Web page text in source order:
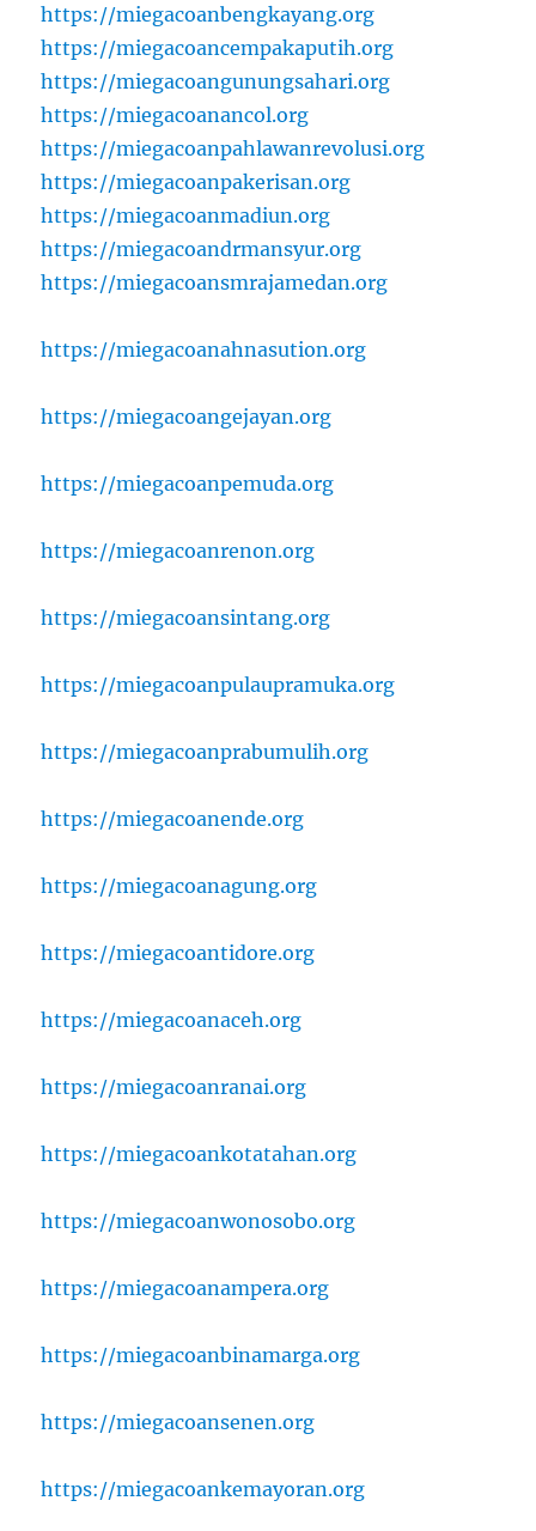
https://miegacoanbengkayang.org
https://miegacoancempakaputih.org
https://miegacoangunungsahari.org
https://miegacoanancol.org
https://miegacoanpahlawanrevolusi.org
https://miegacoanpakerisan.org
https://miegacoanmadiun.org
https://miegacoandrmansyur.org
https://miegacoansmrajamedan.org
https://miegacoanahnasution.org
https://miegacoangejayan.org
https://miegacoanpemuda.org
https://miegacoanrenon.org
https://miegacoansintang.org
https://miegacoanpulaupramuka.org
https://miegacoanprabumulih.org
https://miegacoanende.org
https://miegacoanagung.org
https://miegacoantidore.org
https://miegacoanaceh.org
https://miegacoanranai.org
https://miegacoankotatahan.org
https://miegacoanwonosobo.org
https://miegacoanampera.org
https://miegacoanbinamarga.org
https://miegacoansenen.org
https://miegacoankemayoran.org